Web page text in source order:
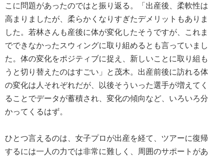
こに問題があったのではと振り返る。「出産後、柔軟性は
高まりましたが、柔らかくなりすぎたデメリットもありま
した。若林さんも産後に体が変化したそうですが、これま
でできなかったスウィングに取り組めるとも言っていまし
た。体の変化をポジティブに捉え、新しいことに取り組も
うと切り替えたのはすごい」と茂木。出産前後に訪れる体
の変化は人それぞれだが、以後そういった選手が増えてく
ることでデータが蓄積され、変化の傾向など、いろいろ分
かってくるはず。
ひとつ言えるのは、女子プロが出産を経て、ツアーに復帰
するには一人の力では非常に難しく、周囲のサポートがあ